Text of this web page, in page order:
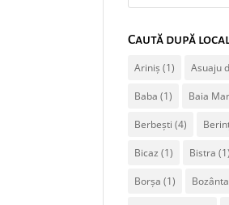
Caută după
Ariniș (1) Asuaju
Baba (1) Baia
Berbești (4)
Bicaz (1) Bistra (1)
Borșa (1)